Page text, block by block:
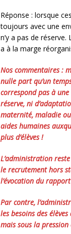
Réponse : lorsque
toujours avec une
n’y a pas de
a à la marge
Nos commentaires :
nulle part qu’un
correspond pas à
réserve, ni
maternité, maladie
aides humaines
plus d’élèves !
L’administration
le recrutement hors
l’évocation du
Par contre,
les besoins des
mais sous la pression